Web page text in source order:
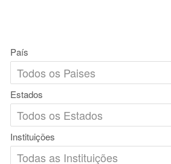
País
Estados
Instituições